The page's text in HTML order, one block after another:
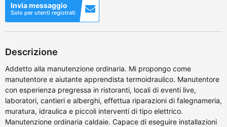
Invia messaggio
Solo per utenti registrati
Descrizione
Addetto alla manutenzione ordinaria. Mi propongo come
manutentore e aiutante apprendista termoidraulico. Manutentore
con esperienza pregressa in ristoranti, locali di eventi live,
laboratori, cantieri e alberghi, effettua riparazioni di falegnameria,
muratura, idraulica e piccoli interventi di tipo elettrico.
Manutenzione ordinaria caldaie. Capace di eseguire installazioni